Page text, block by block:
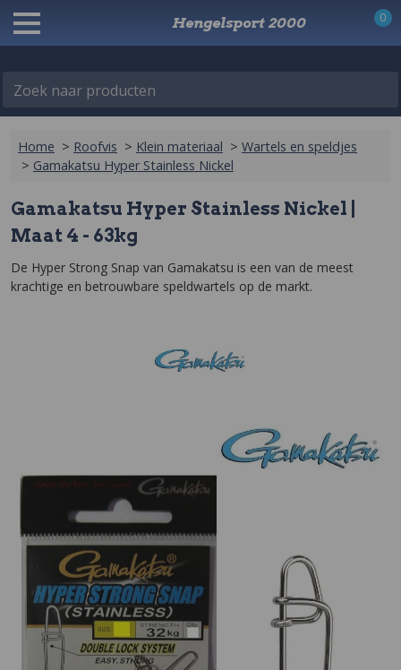
Zoek naar producten
Hengelsport 2000 0
Home > Roofvis > Klein materiaal > Wartels en speldjes
> Gamakatsu Hyper Stainless Nickel
Gamakatsu Hyper Stainless Nickel |
Maat 4 - 63kg
De Hyper Strong Snap van Gamakatsu is een van de meest
krachtige en betrouwbare speldwartels op de markt.